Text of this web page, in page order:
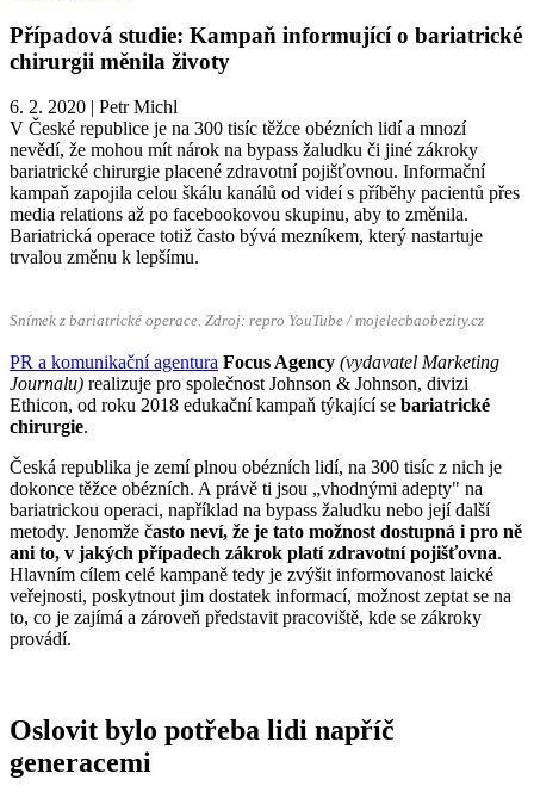
Případová studie: Kampaň informující o bariatrické
chirurgii měnila životy
6. 2. 2020 | Petr Michl
V České republice je na 300 tisíc těžce obézních lidí a mnozí
nevědí, že mohou mít nárok na bypass žaludku či jiné zákroky
bariatrické chirurgie placené zdravotní pojišťovnou. Informační
kampaň zapojila celou škálu kanálů od videí s příběhy pacientů přes
media relations až po facebookovou skupinu, aby to změnila.
Bariatrická operace totiž často bývá mezníkem, který nastartuje
trvalou změnu k lepšímu.
Snímek z bariatrické operace. Zdroj: repro YouTube / mojelecbaobezity.cz
PR a komunikační agentura Focus Agency (vydavatel Marketing
Journalu) realizuje pro společnost Johnson & Johnson, divizi
Ethicon, od roku 2018 edukační kampaň týkající se bariatrické
chirurgie.
Česká republika je zemí plnou obézních lidí, na 300 tisíc z nich je
dokonce těžce obézních. A právě ti jsou „vhodnými adepty" na
bariatrickou operaci, například na bypass žaludku nebo její další
metody. Jenomže často neví, že je tato možnost dostupná i pro ně
ani to, v jakých případech zákrok platí zdravotní pojišťovna.
Hlavním cílem celé kampaně tedy je zvýšit informovanost laické
veřejnosti, poskytnout jim dostatek informací, možnost zeptat se na
to, co je zajímá a zároveň představit pracoviště, kde se zákroky
provádí.
Oslovit bylo potřeba lidi napříč
generacemi